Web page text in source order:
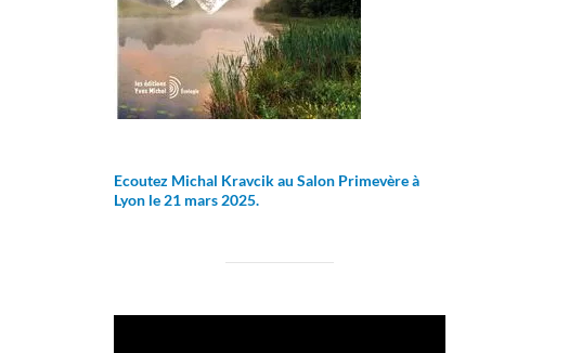
Ecoutez Michal Kravcik au Salon Primevère à
Lyon le 21 mars 2025.